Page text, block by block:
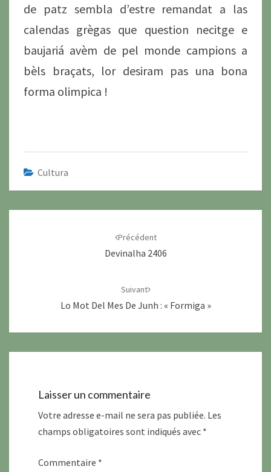
de patz sembla d’estre remandat a las
calendas grègas que question necitge e
baujariá avèm de pel monde campions a
bèls braçats, lor desiram pas una bona
forma olimpica !
Cultura
Précédent
Devinalha 2406
Suivant
Lo Mot Del Mes De Junh : « Formiga »
Laisser un commentaire
Votre adresse e-mail ne sera pas publiée. Les
champs obligatoires sont indiqués avec *
Commentaire *